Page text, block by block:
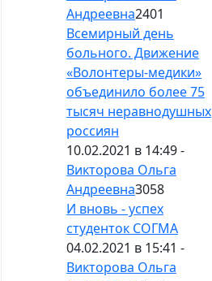
Андреевна2401
Всемирный день
больного. Движение
«Волонтеры-медики»
объединило более 75
тысяч неравнодушных
россиян
10.02.2021 в 14:49 -
Викторова Ольга
Андреевна3058
И вновь - успех
студенток СОГМА
04.02.2021 в 15:41 -
Викторова Ольга